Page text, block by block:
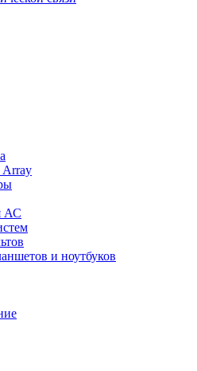
Array
АС
и ноутбуков